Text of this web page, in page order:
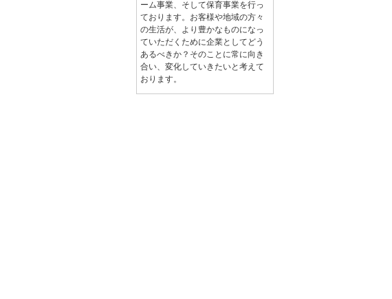
ーム事業、そして保育事業を行っ
ております。お客様や地域の方々
の生活が、より豊かなものになっ
ていただくために企業としてどう
あるべきか？そのことに常に向き
合い、変化していきたいと考えて
おります。